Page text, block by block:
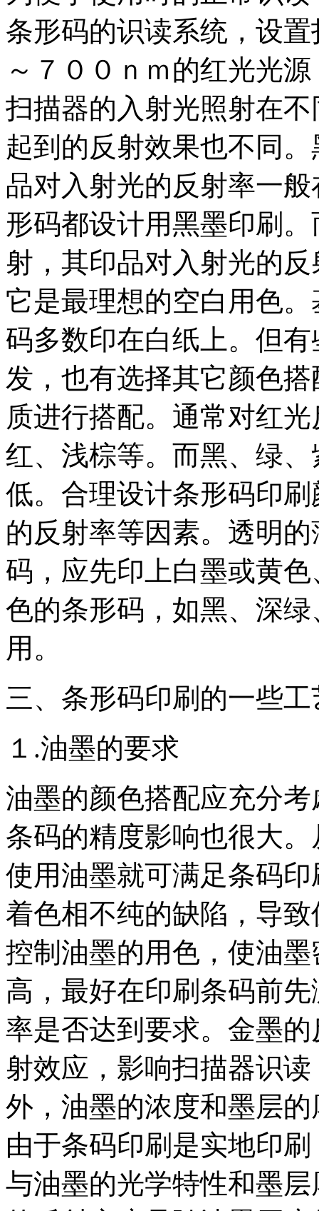
条形码的识读系统，设
～７００ｎｍ的红光光
扫描器的入射光照射在
起到的反射效果也不同
品对入射光的反射率一
形码都设计用黑墨印刷
射，其印品对入射光的
它是最理想的空白用色
码多数印在白纸上。但
发，也有选择其它颜色
质进行搭配。通常对红
红、浅棕等。而黑、绿
低。合理设计条形码印
的反射率等因素。透明
码，应先印上白墨或黄
色的条形码，如黑、深
用。
三、条形码印刷的一些
１.油墨的要求
油墨的颜色搭配应充分
条码的精度影响也很大
使用油墨就可满足条码
着色相不纯的缺陷，导
控制油墨的用色，使油
高，最好在印刷条码前
率是否达到要求。金墨
射效应，影响扫描器识
外，油墨的浓度和墨层
由于条码印刷是实地印
与油墨的光学特性和墨